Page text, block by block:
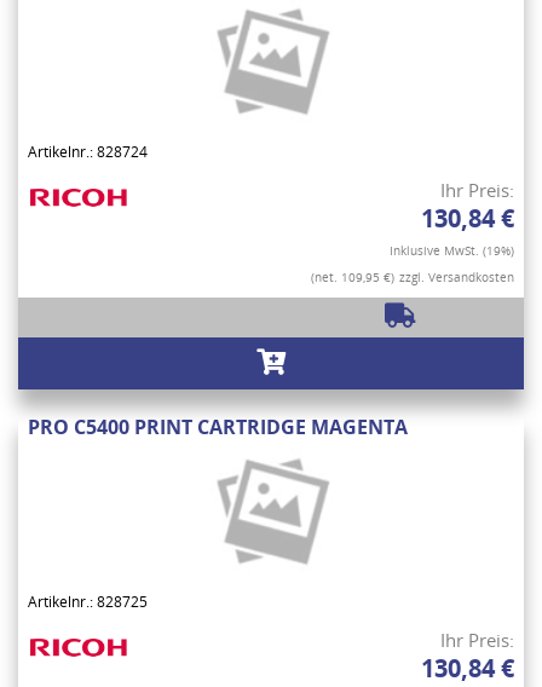
Artikelnr.: 828724
Ihr Preis:
130,84 €
Inklusive MwSt. (19%)
(net. 109,95 €) zzgl. Versandkosten
PRO C5400 PRINT CARTRIDGE MAGENTA
Artikelnr.: 828725
Ihr Preis:
130,84 €